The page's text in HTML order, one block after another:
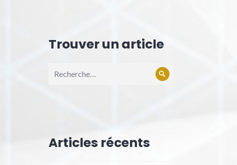
Trouver un article
pour :
Rechercher
Articles récents